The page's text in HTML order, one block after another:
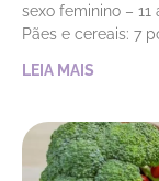
sexo feminino – 11
Pães e cereais: 7
LEIA MAIS